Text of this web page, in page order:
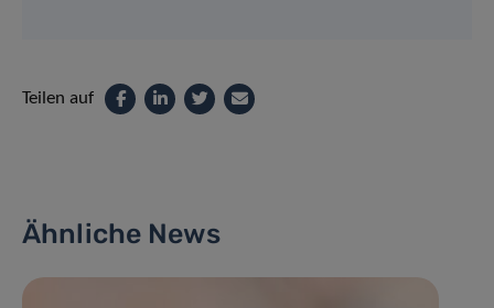
Teilen auf
Ähnliche News